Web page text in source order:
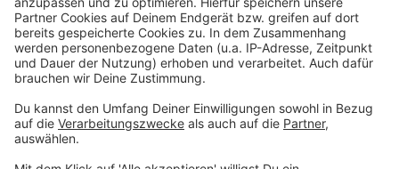
Anzeige
Weitere Meldungen aus Leverkusen
Autobahnausbau in Leverkusen: Bayer 04 ringt um